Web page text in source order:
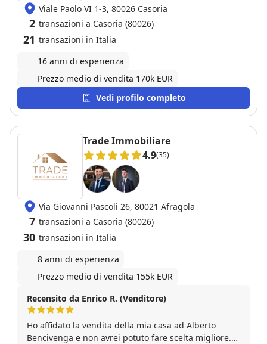
Viale Paolo VI 1-3, 80026 Casoria
2 transazioni a Casoria (80026)
21 transazioni in Italia
16 anni di esperienza
Prezzo medio di vendita 170k EUR
Vedi profilo completo
Trade Immobiliare
4.9(35)
Via Giovanni Pascoli 26, 80021 Afragola
7 transazioni a Casoria (80026)
30 transazioni in Italia
8 anni di esperienza
Prezzo medio di vendita 155k EUR
Recensito da Enrico R. (Venditore)
Ho affidato la vendita della mia casa ad Alberto
Bencivenga e non avrei potuto fare scelta migliore.